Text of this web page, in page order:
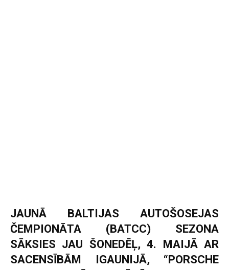
JAUNĀ BALTIJAS AUTOŠOSEJAS
ČEMPIONĀTA (BATCC) SEZONA
SĀKSIES JAU ŠONEDĒĻ, 4. MAIJĀ AR
SACENSĪBĀM IGAUNIJĀ, “PORSCHE